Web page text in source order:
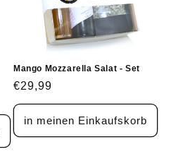
Mango Mozzarella Salat - Set
Normaler
Preis
€29,99
in meinen Einkaufskorb